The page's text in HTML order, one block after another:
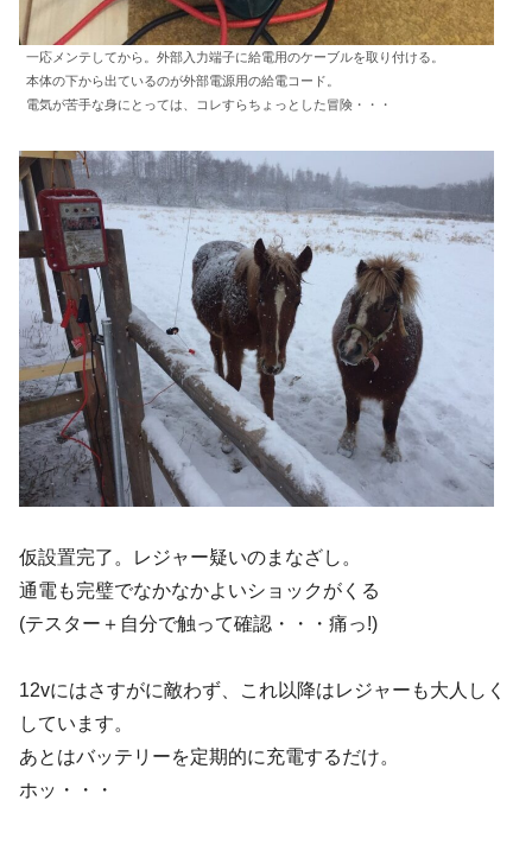
一応メンテしてから。外部入力端子に給電用のケーブルを取り付ける。
本体の下から出ているのが外部電源用の給電コード。
電気が苦手な身にとっては、コレすらちょっとした冒険・・・
仮設置完了。レジャー疑いのまなざし。
通電も完璧でなかなかよいショックがくる
(テスター＋自分で触って確認・・・痛っ!)
12vにはさすがに敵わず、これ以降はレジャーも大人しく
しています。
あとはバッテリーを定期的に充電するだけ。
ホッ・・・